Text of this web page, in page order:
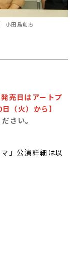
小田島創志
売日はアートプ
（火）から】
さい。
」公演詳細は以